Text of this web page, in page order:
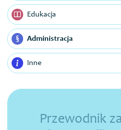
Edukacja
Administracja
Inne
Przewodnik